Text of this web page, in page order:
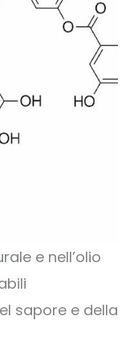
e nell’olio
sapore e della